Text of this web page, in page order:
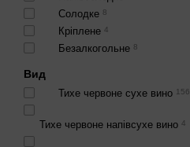
Солодке 8
Кріплене 4
Безалкогольне 8
Вид
Тихе червоне сухе вино 156
Тихе червоне напівсухе вино 4